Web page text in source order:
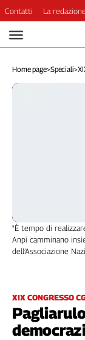
Video
Dirette
Longform
Internazionale
Culture
Filctem
Fillea
Filt
Contatti La
Home page>Speciali>
XIX CONGRESSO
"È tempo di
Anpi camminano
dell’Associazione